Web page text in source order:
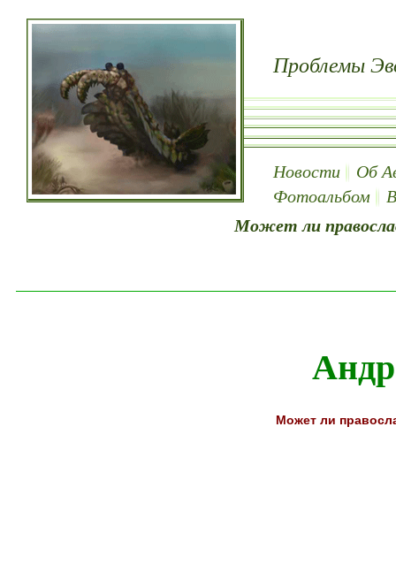
Проблемы
Новости
Об
Фотоальбом
Может ли
Может ли